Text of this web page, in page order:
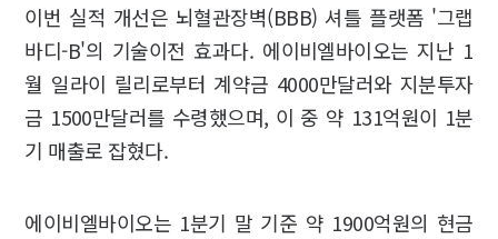
이번 실적 개선은 뇌혈관장벽(BBB) 셔틀 플랫폼 '그랩
바디-B'의 기술이전 효과다. 에이비엘바이오는 지난 1
월 일라이 릴리로부터 계약금 4000만달러와 지분투자
금 1500만달러를 수령했으며, 이 중 약 131억원이 1분
기 매출로 잡혔다.
에이비엘바이오는 1분기 말 기준 약 1900억원의 현금